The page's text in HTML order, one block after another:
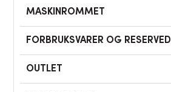
MASKINROMMET
FORBRUKSVARER OG
OUTLET